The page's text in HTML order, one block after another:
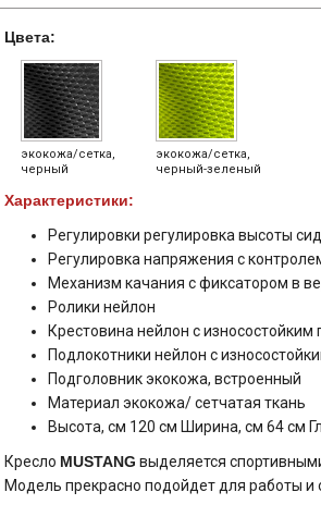
Цвета:
экокожа/сетка,
черный
экокожа/сетка,
черный-зеленый
Характеристики:
Регулировки регулировка высоты
Регулировка напряжения с
Механизм качания с фиксатором в
Ролики нейлон
Крестовина нейлон с
Подлокотники нейлон с
Подголовник экокожа, встроенный
Материал экокожа/ сетчатая ткань
Высота, см 120 см Ширина, см 64 см
Кресло MUSTANG выделяется
Модель прекрасно подойдет для работы и